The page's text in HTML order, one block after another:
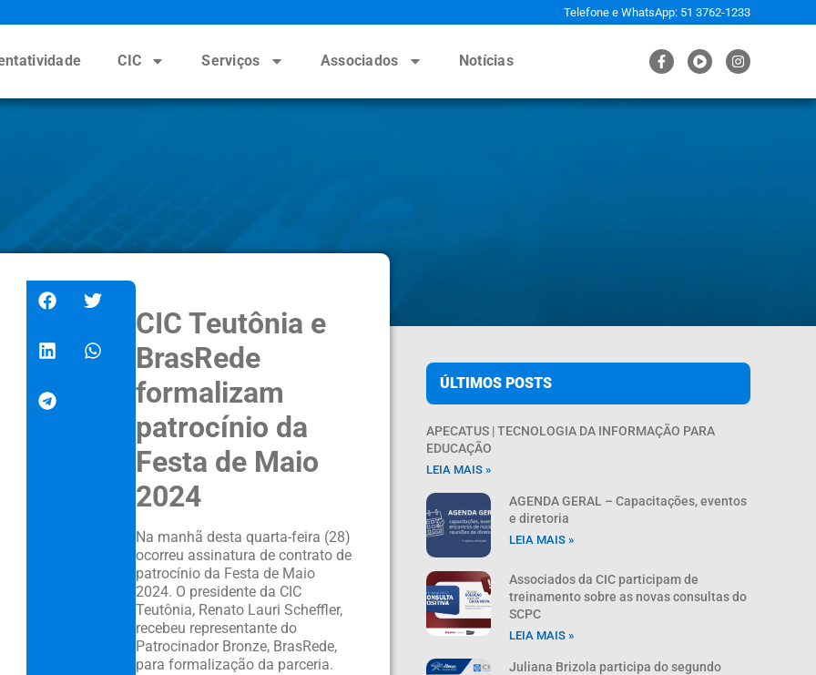
Telefone e WhatsApp: 51 3762-1233
CIC Serviços Associados Notícias
CIC Teutônia e
BrasRede
formalizam
patrocínio da
Festa de Maio
2024
Na manhã desta quarta-feira (28)
ocorreu assinatura de contrato de
patrocínio da Festa de Maio
2024. O presidente da CIC
Teutônia, Renato Lauri Scheffler,
recebeu representante do
Patrocinador Bronze, BrasRede,
para formalização da parceria.
ÚLTIMOS POSTS
APECATUS | TECNOLOGIA DA INFORMAÇÃO PARA
EDUCAÇÃO
LEIA MAIS »
AGENDA GERAL – Capacitações, eventos
e diretoria
LEIA MAIS »
Associados da CIC participam de
treinamento sobre as novas consultas do
SCPC
LEIA MAIS »
Juliana Brizola participa do segundo